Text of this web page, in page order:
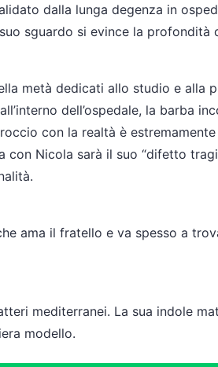
dalla lunga degenza in
sguardo si evince la profondità
metà dedicati allo studio e alla
dell’ospedale, la barba
con la realtà è
con Nicola sarà il suo “difetto
ama il fratello e va spesso a
mediterranei. La sua indole
modello.